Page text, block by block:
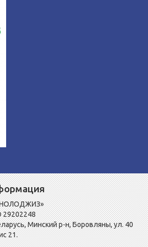
Минский р-н, Боровляны, ул. 40
21.